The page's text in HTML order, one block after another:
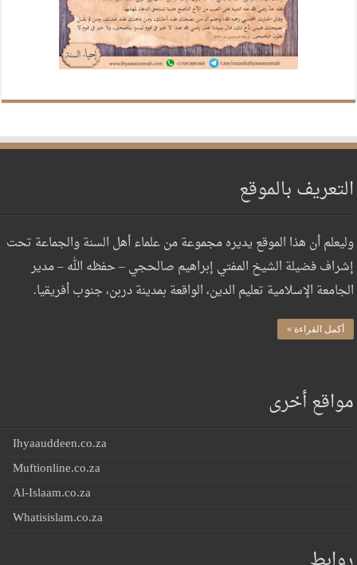
التعريف بالموقع
وليعلم أن هذا الموقع يديره مجموعة من علماء أهل السنة والجماعة تحت
إشراف فضيلة الشيخ المفتي إبراهيم صالحجي – حفظه الله – مدير
الجامعة الإسلامية تعليم الدين، الواقعة بمدينة دربن، جنوب أفريقيا.
أكمل القراءة »
مواقع أخرى
Ihyaauddeen.co.za
Muftionline.co.za
Al-Islaam.co.za
Whatisislam.co.za